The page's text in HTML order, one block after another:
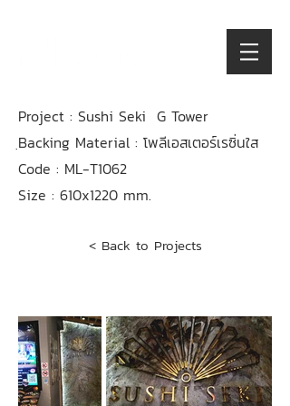
Project : Sushi Seki G Tower
ฺBacking Material : โพลีเอสเตอร์เรซิ่นใส
Code : ML-T1062
Size : 610x1220 mm.
< Back to Projects